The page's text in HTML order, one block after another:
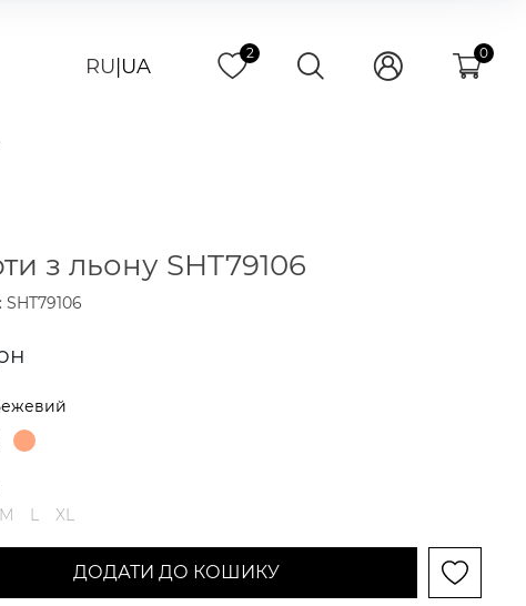
RU UA
2 0
з льону SHT79106
M L XL
ДОДАТИ ДО КОШИКУ